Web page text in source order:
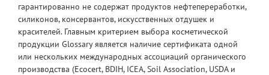
гарантированно не содержат продуктов нефтепереработки,
силиконов, консервантов, искусственных отдушек и
красителей. Главным критерием выбора косметической
продукции Glossary является наличие сертификата одной
или нескольких международных ассоциаций органического
производства (Ecocert, BDIH, ICEA, Soil Association, USDA и